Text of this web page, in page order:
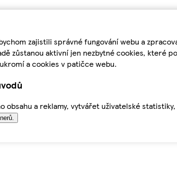
zajistili správné fungování webu a
zůstanou aktivní jen nezbytné cookies, které
a cookies v patičce webu.
a reklamy, vytvářet uživatelské